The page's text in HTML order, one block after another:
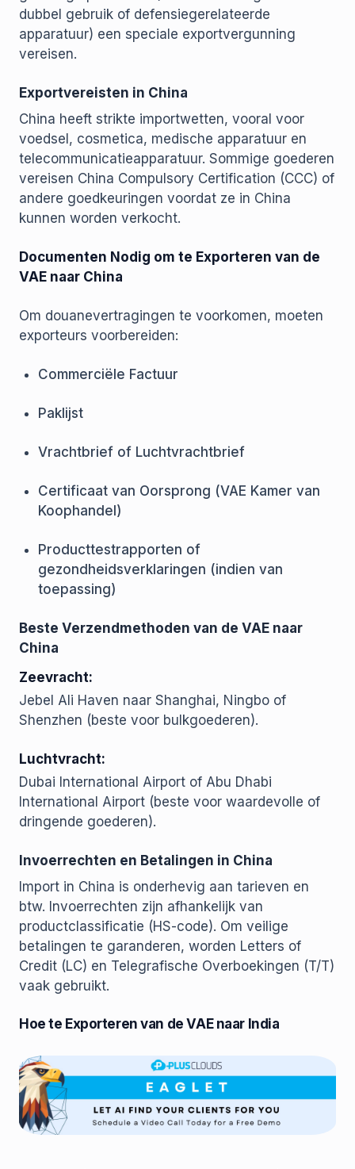
dubbel gebruik of defensiegerelateerde
apparatuur) een speciale exportvergunning
vereisen.
Exportvereisten in China
China heeft strikte importwetten, vooral voor
voedsel, cosmetica, medische apparatuur en
telecommunicatieapparatuur. Sommige goederen
vereisen China Compulsory Certification (CCC) of
andere goedkeuringen voordat ze in China
kunnen worden verkocht.
Documenten Nodig om te Exporteren van de
VAE naar China
Om douanevertragingen te voorkomen, moeten
exporteurs voorbereiden:
Commerciële Factuur
Paklijst
Vrachtbrief of Luchtvrachtbrief
Certificaat van Oorsprong (VAE Kamer van
Koophandel)
Producttestrapporten of
gezondheidsverklaringen (indien van
toepassing)
Beste Verzendmethoden van de VAE naar
China
Zeevracht:
Jebel Ali Haven naar Shanghai, Ningbo of
Shenzhen (beste voor bulkgoederen).
Luchtvracht:
Dubai International Airport of Abu Dhabi
International Airport (beste voor waardevolle of
dringende goederen).
Invoerrechten en Betalingen in China
Import in China is onderhevig aan tarieven en
btw. Invoerrechten zijn afhankelijk van
productclassificatie (HS-code). Om veilige
betalingen te garanderen, worden Letters of
Credit (LC) en Telegrafische Overboekingen (T/T)
vaak gebruikt.
Hoe te Exporteren van de VAE naar India